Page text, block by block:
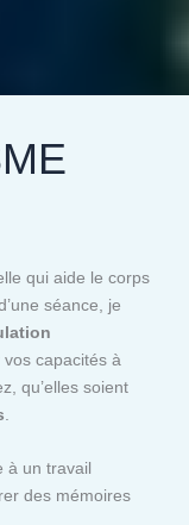
qui aide le corps
séance, je
capacités à
qu’elles soient
à un travail
des mémoires